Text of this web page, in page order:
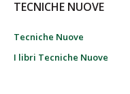
TECNICHE NUOVE
Tecniche Nuove
I libri Tecniche Nuove